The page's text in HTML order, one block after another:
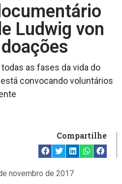
Ludwig von
as fases da vida do
convocando voluntários
Compartilhe
novembro de 2017